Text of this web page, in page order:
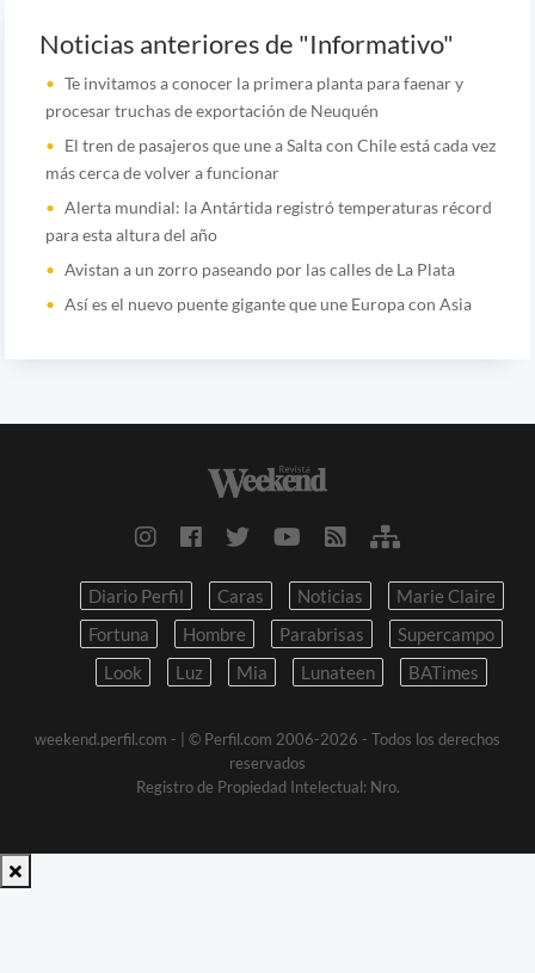
Noticias anteriores de "Informativo"
Te invitamos a conocer la primera planta para faenar y
procesar truchas de exportación de Neuquén
El tren de pasajeros que une a Salta con Chile está cada vez
más cerca de volver a funcionar
Alerta mundial: la Antártida registró temperaturas récord
para esta altura del año
Avistan a un zorro paseando por las calles de La Plata
Así es el nuevo puente gigante que une Europa con Asia
Diario Perfil Caras Noticias
Marie Claire
Fortuna
Hombre Parabrisas
Supercampo
Look
Luz Mia Lunateen BATimes
weekend.perfil.com -
| © Perfil.com 2006-2026 - Todos los derechos
reservados
Registro de Propiedad Intelectual: Nro.